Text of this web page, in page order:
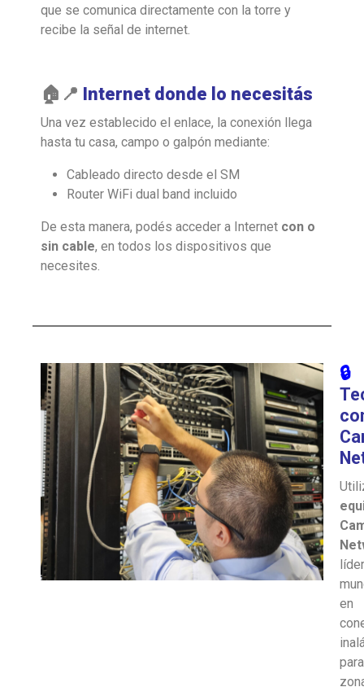
que se comunica directamente con la torre y
recibe la señal de internet.
🏠📍 Internet donde lo necesitás
Una vez establecido el enlace, la conexión llega
hasta tu casa, campo o galpón mediante:
Cableado directo desde el SM
Router WiFi dual band incluido
De esta manera, podés acceder a Internet con o
sin cable, en todos los dispositivos que
necesites.
🔒
líder
en
para